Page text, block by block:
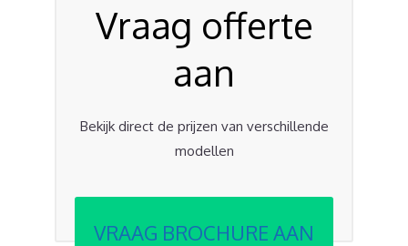
Vraag offerte
aan
Bekijk direct de prijzen van verschillende
modellen
VRAAG BROCHURE AAN